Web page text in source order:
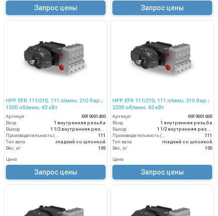
Запрос цены Запрос цены
HPP EFR 111/210; 111 л/мин; 210 бар.;
1500 об/мин; 43 кВт.
Артикул
6919001400
Вход
1 внутренняя резьба
Выход
111
Тип вала
гладкий со шпонкой
Вес, кг
105
Цена
Запрос цены
HPP EFR 111/210; 111 л/мин; 210 бар.;
2200 об/мин; 43 кВт.
Артикул
6919001600
Вход
1 внутренняя резьба
Выход
111
Тип вала
гладкий со шпонкой
Вес, кг
105
Цена
Запрос цены